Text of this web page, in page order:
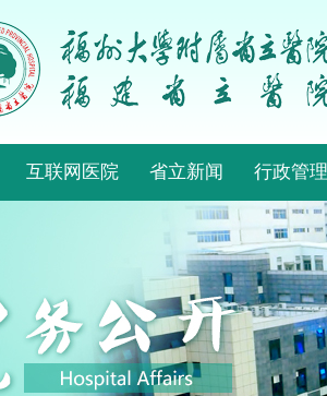
互联网医院 省立新闻 行政管理